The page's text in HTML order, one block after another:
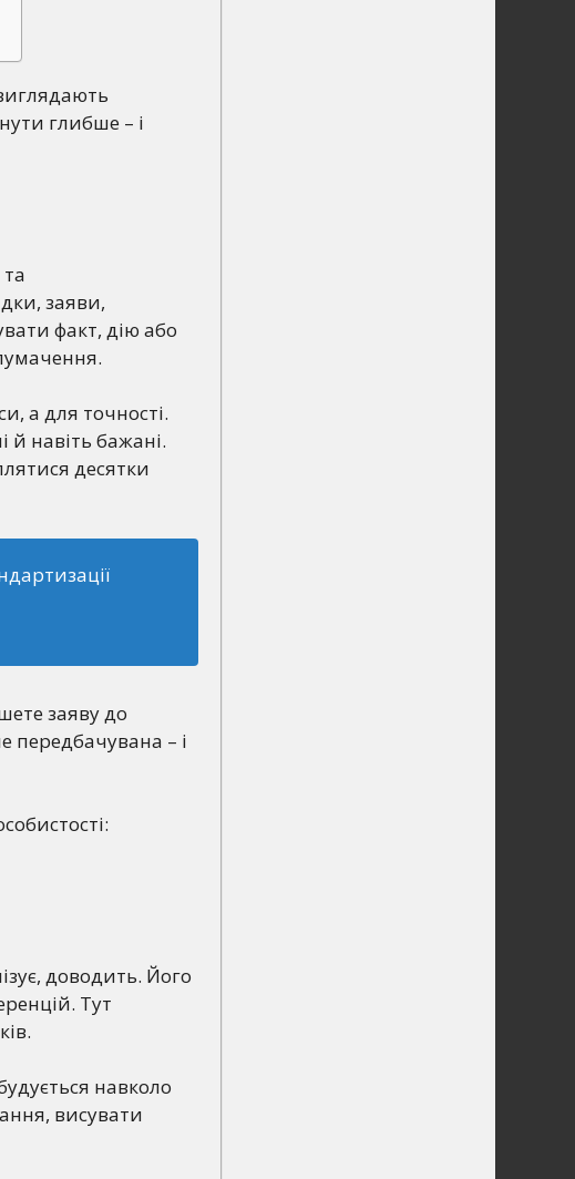
глибше – і
заяви,
факт, дію або
а для точності.
й навіть бажані.
десятки
заяву до
передбачувана – і
доводить. Його
Тут
навколо
висувати